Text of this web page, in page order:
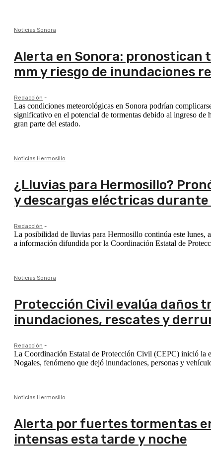
Noticias Sonora
Alerta en Sonora: pronostican
mm y riesgo de inundaciones
Redacción -
Las condiciones meteorológicas en Sonora podrían
significativo en el potencial de tormentas debido al ingreso
gran parte del estado.
Noticias Hermosillo
¿Lluvias para Hermosillo?
y descargas eléctricas
Redacción -
La posibilidad de lluvias para Hermosillo continúa este lunes,
a información difundida por la Coordinación Estatal de
Noticias Sonora
Protección Civil evalúa daños
inundaciones, rescates y
Redacción -
La Coordinación Estatal de Protección Civil (CEPC) inició la
Nogales, fenómeno que dejó inundaciones, personas y
Noticias Hermosillo
Alerta por fuertes tormentas
intensas esta tarde y noche